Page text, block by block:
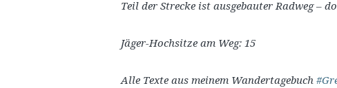
Teil der Strecke ist ausgebauter Radweg –
Jäger-Hochsitze am Weg: 15
Alle Texte aus meinem Wandertagebuch